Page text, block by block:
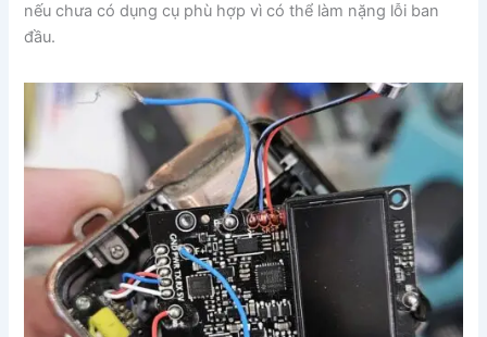
nếu chưa có dụng cụ phù hợp vì có thể làm nặng lỗi ban
đầu.